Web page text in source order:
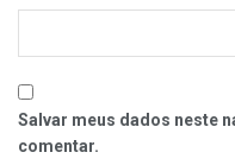
Salvar meus dados neste
comentar.